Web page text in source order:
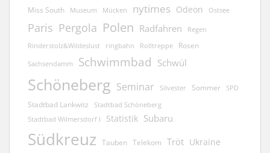
Miss South Museum Mücken nytimes Odeon Ostsee
Paris Pergola Polen Radfahren Regen
Rinderstolz&Wildeslust ringbahn Rolltreppe Rosen
Sachsendamm Schwimmbad Schwül
Schöneberg Seminar Silvester Sommer SPD
Stadtbad Lankwitz Stadtbad Schöneberg
Stadtbad Wilmersdorf I Statistik Subaru
Südkreuz Tauben Telekom Tröt Ukraine